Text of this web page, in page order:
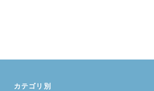
カテゴリ別